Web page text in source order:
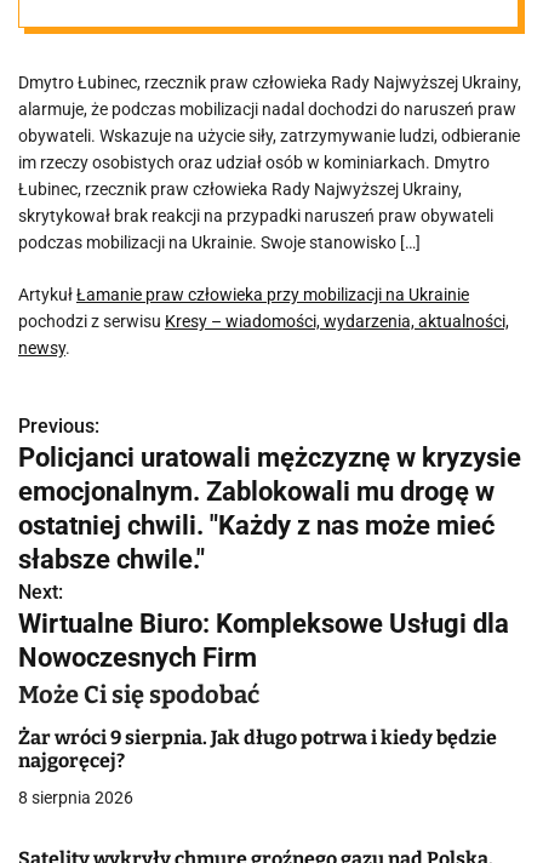
Dmytro Łubinec, rzecznik praw człowieka Rady Najwyższej Ukrainy,
alarmuje, że podczas mobilizacji nadal dochodzi do naruszeń praw
obywateli. Wskazuje na użycie siły, zatrzymywanie ludzi, odbieranie
im rzeczy osobistych oraz udział osób w kominiarkach. Dmytro
Łubinec, rzecznik praw człowieka Rady Najwyższej Ukrainy,
skrytykował brak reakcji na przypadki naruszeń praw obywateli
podczas mobilizacji na Ukrainie. Swoje stanowisko […]
ArtykułŁamanie praw człowieka przy mobilizacji na Ukrainie
pochodzi z serwisu Kresy – wiadomości, wydarzenia, aktualności,
newsy.
N
a
w
i
g
a
c
j
a
w
Previous:
Policjanci uratowali mężczyznę w kryzysie
emocjonalnym. Zablokowali mu drogę w
ostatniej chwili. "Każdy z nas może mieć
słabsze chwile."
Next:
Wirtualne Biuro: Kompleksowe Usługi dla
Nowoczesnych Firm
Może Ci się spodobać
Żar wróci 9 sierpnia. Jak długo potrwa i kiedy będzie
najgoręcej?
8 sierpnia 2026